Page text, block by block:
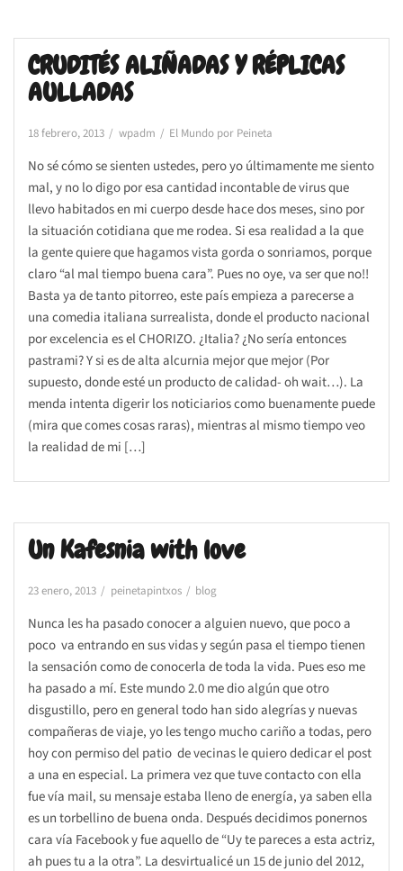
CRUDITÉS ALIÑADAS Y RÉPLICAS
AULLADAS
18 febrero, 2013 wpadm El Mundo por Peineta
No sé cómo se sienten ustedes, pero yo últimamente me siento
mal, y no lo digo por esa cantidad incontable de virus que
llevo habitados en mi cuerpo desde hace dos meses, sino por
la situación cotidiana que me rodea. Si esa realidad a la que
la gente quiere que hagamos vista gorda o sonriamos, porque
claro “al mal tiempo buena cara”. Pues no oye, va ser que no!!
Basta ya de tanto pitorreo, este país empieza a parecerse a
una comedia italiana surrealista, donde el producto nacional
por excelencia es el CHORIZO. ¿Italia? ¿No sería entonces
pastrami? Y si es de alta alcurnia mejor que mejor (Por
supuesto, donde esté un producto de calidad- oh wait…). La
menda intenta digerir los noticiarios como buenamente puede
(mira que comes cosas raras), mientras al mismo tiempo veo
la realidad de mi […]
Un Kafesnia with love
23 enero, 2013 peinetapintxos blog
Nunca les ha pasado conocer a alguien nuevo, que poco a
poco va entrando en sus vidas y según pasa el tiempo tienen
la sensación como de conocerla de toda la vida. Pues eso me
ha pasado a mí. Este mundo 2.0 me dio algún que otro
disgustillo, pero en general todo han sido alegrías y nuevas
compañeras de viaje, yo les tengo mucho cariño a todas, pero
hoy con permiso del patio de vecinas le quiero dedicar el post
a una en especial. La primera vez que tuve contacto con ella
fue vía mail, su mensaje estaba lleno de energía, ya saben ella
es un torbellino de buena onda. Después decidimos ponernos
cara vía Facebook y fue aquello de “Uy te pareces a esta actriz,
ah pues tu a la otra”. La desvirtualicé un 15 de junio del 2012,